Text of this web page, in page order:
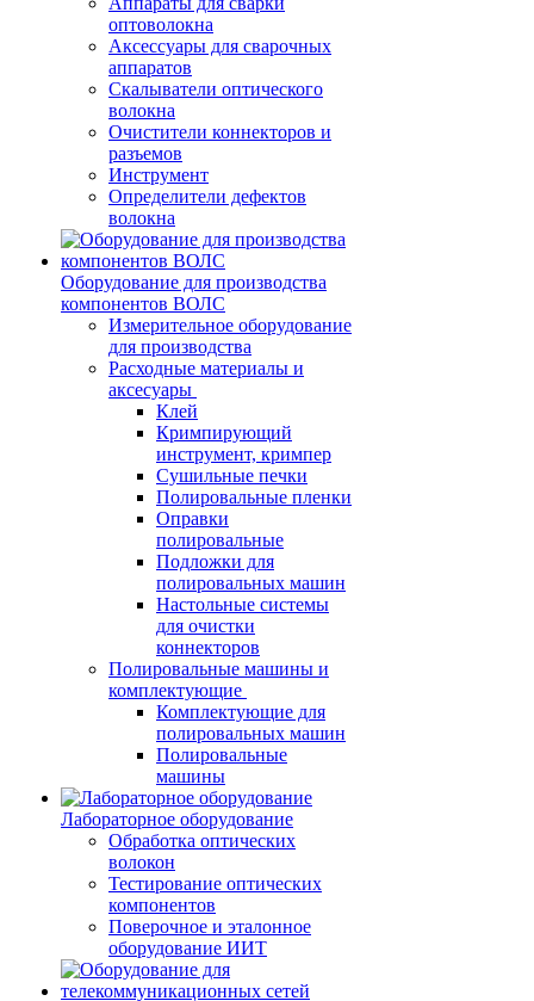
оптоволокна
Аксессуары для сварочных
аппаратов
Скалыватели оптического
волокна
Очистители коннекторов и
разъемов
Инструмент
Определители дефектов
волокна
Оборудование для производства
компонентов ВОЛС
Измерительное оборудование
для производства
Расходные материалы и
аксесуары
Клей
Кримпирующий
инструмент, кримпер
Сушильные печки
Полировальные пленки
Оправки
полировальные
Подложки для
полировальных машин
Настольные системы
для очистки
коннекторов
Полировальные машины и
комплектующие
Комплектующие для
полировальных машин
Полировальные
машины
Лабораторное оборудование
Обработка оптических
волокон
Тестирование оптических
компонентов
Поверочное и эталонное
оборудование ИИТ